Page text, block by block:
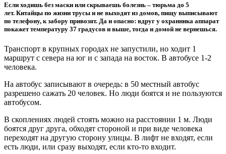
Если ходишь без маски или скрываешь болезнь – тюрьма до 5
лет. Китайцы по жизни трусы и не выходят из домов, пищу выписывают
по телефону, к забору привозят. Да и опасно: вдруг у охранника аппарат
покажет температуру 37 градусов и выше, тогда и домой не вернешься.
Транспорт в крупных городах не запустили, но ходит 1
маршрут с севера на юг и с запада на восток. В автобусе 1-2
человека.
На автобус записывают в очередь: в 50 местный автобус
разрешено сажать 20 человек. Но люди боятся и не пользуются
автобусом.
В скоплениях людей стоять можно на расстоянии 1 м. Люди
боятся друг друга, обходят стороной и при виде человека
переходят на другую сторону улицы. В лифт не входят, если
есть люди, или сразу выходят, если кто-то входит.